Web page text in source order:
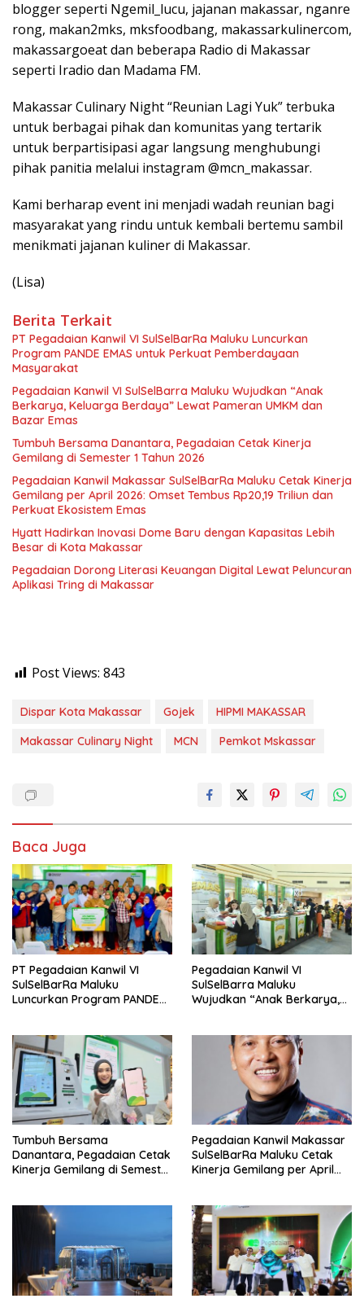
blogger seperti Ngemil_lucu, jajanan makassar, nganre
rong, makan2mks, mksfoodbang, makassarkulinercom,
makassargoeat dan beberapa Radio di Makassar
seperti Iradio dan Madama FM.
Makassar Culinary Night “Reunian Lagi Yuk” terbuka
untuk berbagai pihak dan komunitas yang tertarik
untuk berpartisipasi agar langsung menghubungi
pihak panitia melalui instagram @mcn_makassar.
Kami berharap event ini menjadi wadah reunian bagi
masyarakat yang rindu untuk kembali bertemu sambil
menikmati jajanan kuliner di Makassar.
(Lisa)
Berita Terkait
PT Pegadaian Kanwil VI SulSelBarRa Maluku Luncurkan
Program PANDE EMAS untuk Perkuat Pemberdayaan
Masyarakat
Pegadaian Kanwil VI SulSelBarra Maluku Wujudkan “Anak
Berkarya, Keluarga Berdaya” Lewat Pameran UMKM dan
Bazar Emas
Tumbuh Bersama Danantara, Pegadaian Cetak Kinerja
Gemilang di Semester 1 Tahun 2026
Pegadaian Kanwil Makassar SulSelBarRa Maluku Cetak Kinerja
Gemilang per April 2026: Omset Tembus Rp20,19 Triliun dan
Perkuat Ekosistem Emas
Hyatt Hadirkan Inovasi Dome Baru dengan Kapasitas Lebih
Besar di Kota Makassar
Pegadaian Dorong Literasi Keuangan Digital Lewat Peluncuran
Aplikasi Tring di Makassar
Post Views: 843
Dispar Kota Makassar Gojek
HIPMI MAKASSAR
Makassar Culinary Night
MCN Pemkot Mskassar
Baca Juga
PT Pegadaian Kanwil VI
SulSelBarRa Maluku
Luncurkan Program PANDE
Pegadaian Kanwil VI
SulSelBarra Maluku
Wujudkan “Anak Berkarya,
Tumbuh Bersama
Danantara, Pegadaian Cetak
Kinerja Gemilang di Semester
Pegadaian Kanwil Makassar
SulSelBarRa Maluku Cetak
Kinerja Gemilang per April
Emas